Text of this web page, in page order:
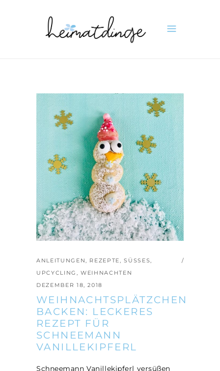
ANLEITUNGEN, REZEPTE,SÜSSES,
UPCYCLING ,WEIHNACHTEN
DEZEMBER 18, 2018
WEIHNACHTSPLÄTZCHEN
BACKEN: LECKERES
REZEPT FÜR
SCHNEEMANN
VANILLEKIPFERL
Schneemann Vanillekipferl versüßen